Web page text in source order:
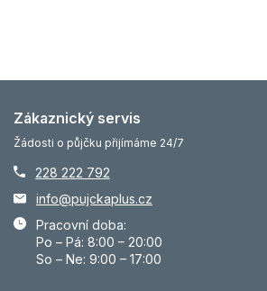
Zákaznický servis
Žádosti o půjčku přijímáme 24/7
228 222 792
info@pujckaplus.cz
Pracovní doba:
Po – Pá: 8:00 – 20:00
So – Ne: 9:00 – 17:00